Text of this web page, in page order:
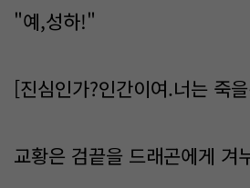
"예,성하!"
[진심인가?인간이여.너는 죽
교황은 검끝을 드래곤에게 겨